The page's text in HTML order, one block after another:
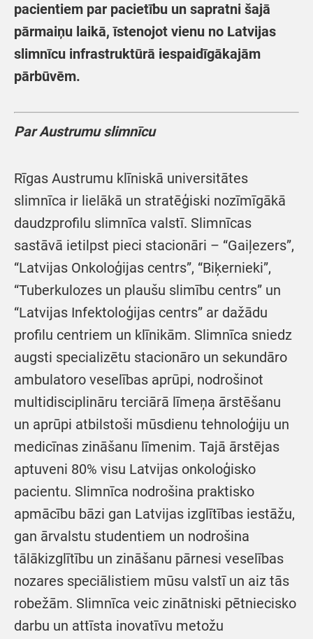
pacientiem par pacietību un sapratni šajā
pārmaiņu laikā, īstenojot vienu no Latvijas
slimnīcu infrastruktūrā iespaidīgākajām
pārbūvēm.
Par Austrumu slimnīcu
Rīgas Austrumu klīniskā universitātes
slimnīca ir lielākā un stratēģiski nozīmīgākā
daudzprofilu slimnīca valstī. Slimnīcas
sastāvā ietilpst pieci stacionāri – “Gaiļezers”,
“Latvijas Onkoloģijas centrs”, “Biķernieki”,
“Tuberkulozes un plaušu slimību centrs” un
“Latvijas Infektoloģijas centrs” ar dažādu
profilu centriem un klīnikām. Slimnīca sniedz
augsti specializētu stacionāro un sekundāro
ambulatoro veselības aprūpi, nodrošinot
multidisciplināru terciārā līmeņa ārstēšanu
un aprūpi atbilstoši mūsdienu tehnoloģiju un
medicīnas zināšanu līmenim. Tajā ārstējas
aptuveni 80% visu Latvijas onkoloģisko
pacientu. Slimnīca nodrošina praktisko
apmācību bāzi gan Latvijas izglītības iestāžu,
gan ārvalstu studentiem un nodrošina
tālākizglītību un zināšanu pārnesi veselības
nozares speciālistiem mūsu valstī un aiz tās
robežām. Slimnīca veic zinātniski pētniecisko
darbu un attīsta inovatīvu metožu